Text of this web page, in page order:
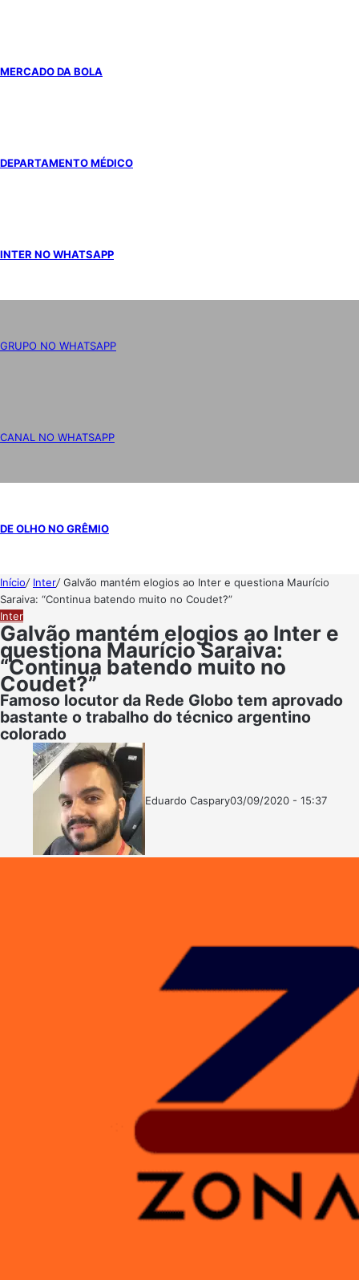
MERCADO DA BOLA
DEPARTAMENTO MÉDICO
INTER NO WHATSAPP
GRUPO NO WHATSAPP
CANAL NO WHATSAPP
DE OLHO NO GRÊMIO
Início/ Inter/Galvão mantém elogios ao Inter e questiona Maurício
Saraiva: “Continua batendo muito no Coudet?”
Inter
Galvão mantém elogios ao Inter e
questiona Maurício Saraiva:
“Continua batendo muito no
Coudet?”
Famoso locutor da Rede Globo tem aprovado
bastante o trabalho do técnico argentino
colorado
Eduardo CasparyFollow
Mande
03/09/2020 - 15:37